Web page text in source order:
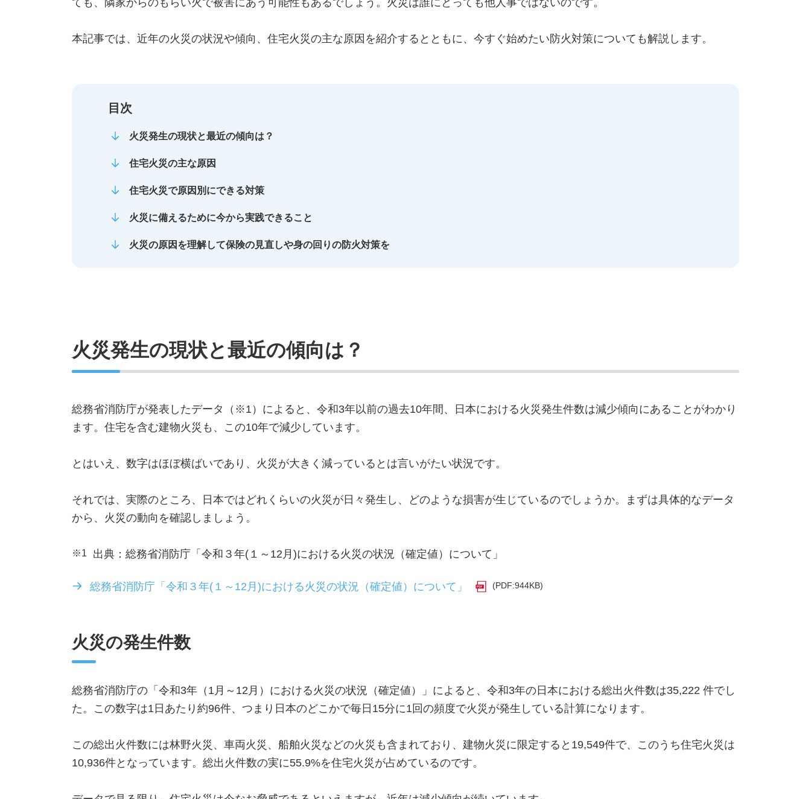
ても、隣家からのもらい火で被害にあう可能性もあるでしょう。火災は誰にとっても他人事ではないのです。
本記事では、近年の火災の状況や傾向、住宅火災の主な原因を紹介するとともに、今すぐ始めたい防火対策についても解説します。
目次
火災発生の現状と最近の傾向は？
住宅火災の主な原因
住宅火災で原因別にできる対策
火災に備えるために今から実践できること
火災の原因を理解して保険の見直しや身の回りの防火対策を
火災発生の現状と最近の傾向は？
総務省消防庁が発表したデータ（※1）によると、令和3年以前の過去10年間、日本における火災発生件数は減少傾向にあることがわかり
ます。住宅を含む建物火災も、この10年で減少しています。
とはいえ、数字はほぼ横ばいであり、火災が大きく減っているとは言いがたい状況です。
それでは、実際のところ、日本ではどれくらいの火災が日々発生し、どのような損害が生じているのでしょうか。まずは具体的なデータ
から、火災の動向を確認しましょう。
※1 出典：総務省消防庁「令和３年(１～12月)における火災の状況（確定値）について」
総務省消防庁「令和３年(１～12月)における火災の状況（確定値）について」 (PDF:944KB)
火災の発生件数
総務省消防庁の「令和3年（1月～12月）における火災の状況（確定値）」によると、令和3年の日本における総出火件数は35,222 件でし
た。この数字は1日あたり約96件、つまり日本のどこかで毎日15分に1回の頻度で火災が発生している計算になります。
この総出火件数には林野火災、車両火災、船舶火災などの火災も含まれており、建物火災に限定すると19,549件で、このうち住宅火災は
10,936件となっています。総出火件数の実に55.9%を住宅火災が占めているのです。